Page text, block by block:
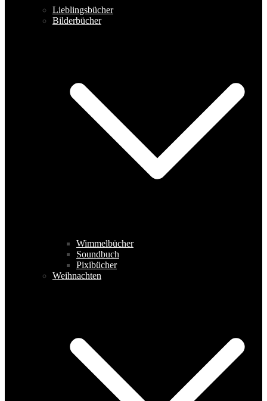
Lieblingsbücher
Bilderbücher
Wimmelbücher
Soundbuch
Pixibücher
Weihnachten